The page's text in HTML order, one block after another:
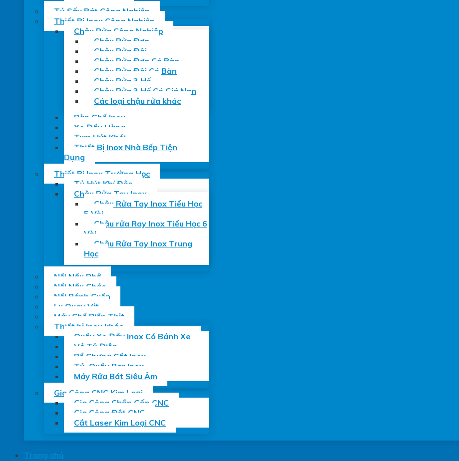
Tủ Sấy Bát Công Nghiệp
Thiết Bị Inox Công Nghiệp
Chậu Rửa Công Nghiệp
Chậu Rửa Đơn
Chậu Rửa Đôi
Chậu Rửa Đơn Có Bàn
Chậu Rửa Đôi Có Bàn
Chậu Rửa 3 Hố
Chậu Rửa 3 Hố Có Giá Nan
Các loại chậu rửa khác
Bàn Ghế Inox
Xe Đẩy Hàng
Tum Hút Khói
Thiết Bị Inox Nhà Bếp Tiện
Dụng
Thiết Bị Inox Trường Học
Tủ Hút Khí Độc
Chậu Rửa Tay Inox
Chậu Rửa Tay Inox Tiểu Học
5 Vòi
Chậu rửa Ray Inox Tiểu Học 6
Vòi
Chậu Rửa Tay Inox Trung
Học
Nồi Nấu Phở
Nồi Nấu Cháo
Nồi Bánh Cuốn
Lu Quay Vịt
Máy Chế Biến Thịt
Thiết bị Inox khác
Quầy Xe Đẩy Inox Có Bánh Xe
Vỏ Tủ Điện
Bể Chưng Cất Inox
Tủ, Quầy Bar Inox
Máy Rửa Bát Siêu Âm
Gia Công CNC Kim Loại
Gia Công Chắn Gấp CNC
Gia Công Đột CNC
Cắt Laser Kim Loại CNC
Trang chủ